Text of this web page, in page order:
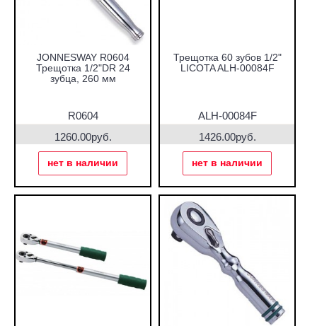
JONNESWAY R0604
Трещотка 1/2"DR 24
зубца, 260 мм
R0604
1260.00руб.
нет в наличии
Трещотка 60 зубов 1/2"
LICOTA ALH-00084F
ALH-00084F
1426.00руб.
нет в наличии